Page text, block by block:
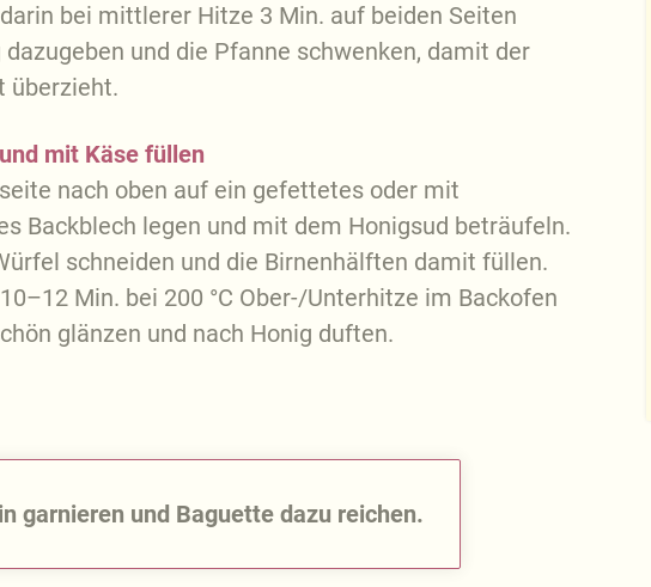
bei mittlerer Hitze 3 Min. auf beiden Seiten
dazugeben und die Pfanne schwenken, damit der
überzieht.
mit Käse füllen
nach oben auf ein gefettetes oder mit
Backblech legen und mit dem Honigsud beträufeln.
schneiden und die Birnenhälften damit füllen.
Min. bei 200 °C Ober-/Unterhitze im Backofen
glänzen und nach Honig duften.
garnieren und Baguette dazu reichen.